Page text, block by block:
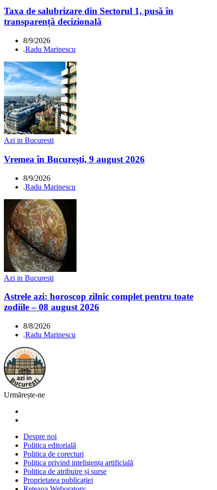
Taxa de salubrizare din Sectorul 1, pusă în
transparență decizională
8/9/2026
.Radu Marinescu
Azi in Bucuresti
Vremea în București, 9 august 2026
8/9/2026
.Radu Marinescu
Azi in Bucuresti
Astrele azi: horoscop zilnic complet pentru toate
zodiile – 08 august 2026
8/8/2026
.Radu Marinescu
Urmărește-ne
Despre noi
Politica editorială
Politica de corecturi
Politica privind inteligența artificială
Politica de atribuire și surse
Proprietatea publicației